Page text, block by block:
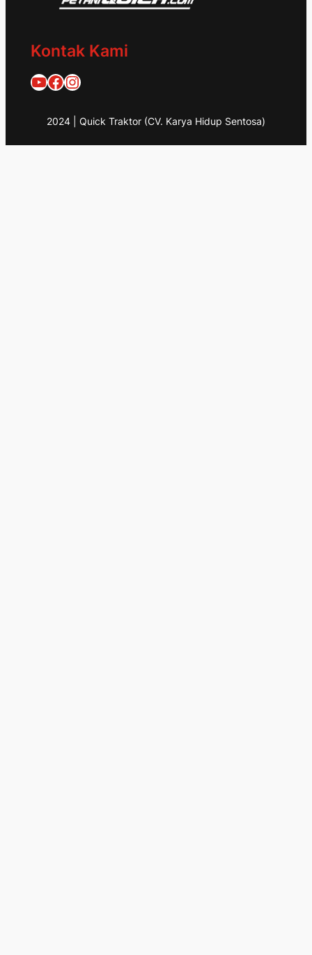
Kontak Kami
Quick Traktor
Traktor Quick 1953@quicktraktor
2024 | Quick Traktor (CV. Karya Hidup Sentosa)